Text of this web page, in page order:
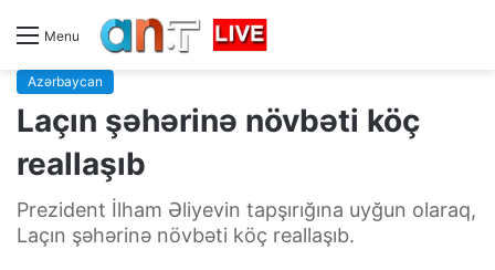
Menu
Azərbaycan
Laçın şəhərinə növbəti köç
reallaşıb
Prezident İlham Əliyevin tapşırığına uyğun olaraq,
Laçın şəhərinə növbəti köç reallaşıb.